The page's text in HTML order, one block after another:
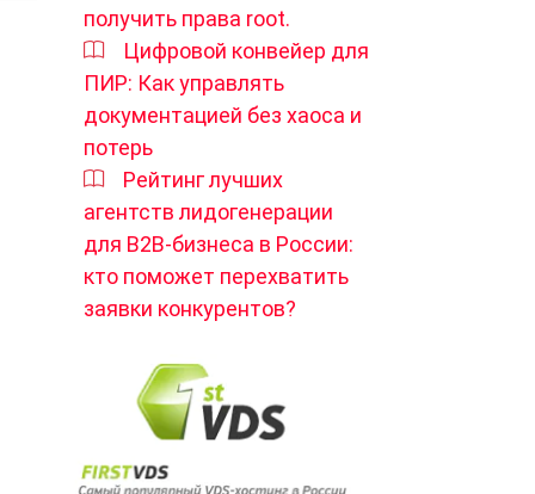
получить права root.
Цифровой конвейер для
ПИР: Как управлять
документацией без хаоса и
потерь
Рейтинг лучших
агентств лидогенерации
для B2B-бизнеса в России:
кто поможет перехватить
заявки конкурентов?